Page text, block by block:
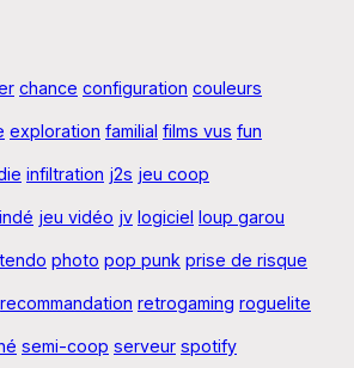
chance configuration couleurs
exploration familial films vus fun
infiltration j2s jeu coop
jeu vidéo jv logiciel loup garou
photo pop punk prise de risque
recommandation retrogaming roguelite
semi-coop serveur spotify